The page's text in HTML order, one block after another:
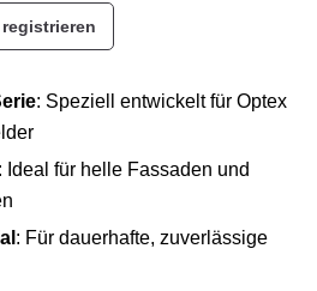
: Speziell entwickelt für Optex
: Ideal für helle Fassaden und
: Für dauerhafte, zuverlässige